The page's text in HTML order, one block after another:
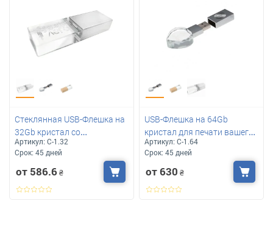
Стеклянная USB-Флешка на
32Gb кристал со
светодиодом для вашего
лого
Артикул: С-1.32
Срок: 45 дней
от 586.6₴
USB-Флешка на 64Gb
кристал для печати вашего
лого
Артикул:С-1.64
Срок:45 дней
от 630 ₴